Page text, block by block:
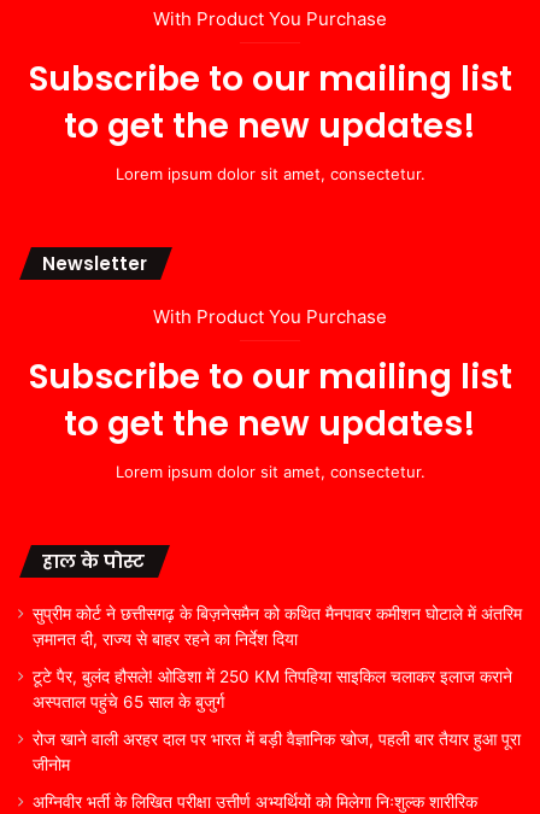
With Product You Purchase
Subscribe to our mailing list
to get the new updates!
Lorem ipsum dolor sit amet, consectetur.
Newsletter
With Product You Purchase
Subscribe to our mailing list
to get the new updates!
Lorem ipsum dolor sit amet, consectetur.
हाल के पोस्ट
सुप्रीम कोर्ट ने छत्तीसगढ़ के बिज़नेसमैन को कथित मैनपावर कमीशन घोटाले में अंतरिम
ज़मानत दी, राज्य से बाहर रहने का निर्देश दिया
टूटे पैर, बुलंद हौसले! ओडिशा में 250 KM तिपहिया साइकिल चलाकर इलाज कराने
अस्पताल पहुंचे 65 साल के बुजुर्ग
रोज खाने वाली अरहर दाल पर भारत में बड़ी वैज्ञानिक खोज, पहली बार तैयार हुआ पूरा
जीनोम
अग्निवीर भर्ती के लिखित परीक्षा उत्तीर्ण अभ्यर्थियों को मिलेगा निःशुल्क शारीरिक